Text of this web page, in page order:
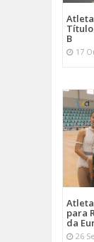
Atleta
Título
B
17
para
da
26